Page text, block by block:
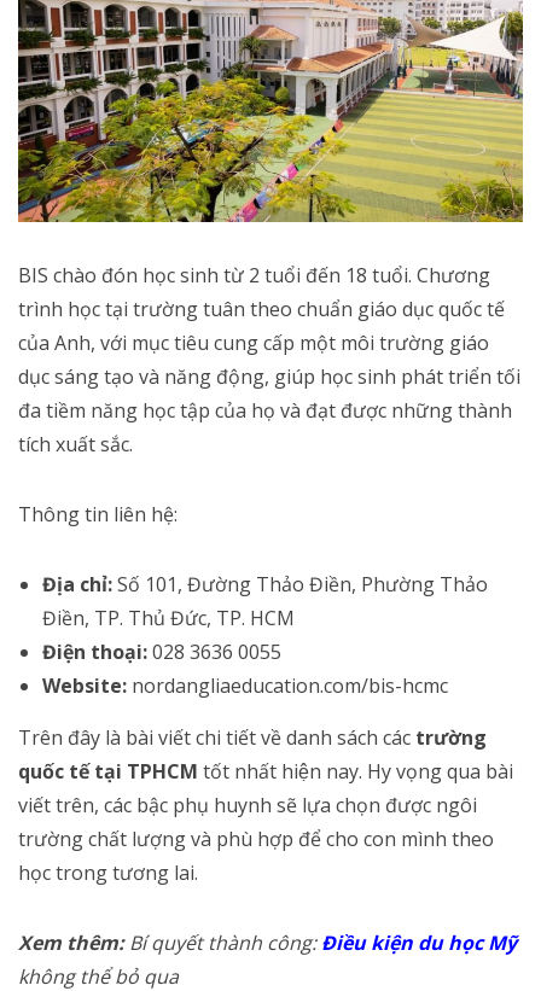
BIS chào đón học sinh từ 2 tuổi đến 18 tuổi. Chương
trình học tại trường tuân theo chuẩn giáo dục quốc tế
của Anh, với mục tiêu cung cấp một môi trường giáo
dục sáng tạo và năng động, giúp học sinh phát triển tối
đa tiềm năng học tập của họ và đạt được những thành
tích xuất sắc.
Thông tin liên hệ:
Địa chỉ:Số 101, Đường Thảo Điền, Phường Thảo
Điền, TP. Thủ Đức, TP. HCM
Điện thoại:028 3636 0055
Website: nordangliaeducation.com/bis-hcmc
Trên đây là bài viết chi tiết về danh sách các trường
quốc tế tại TPHCM tốt nhất hiện nay. Hy vọng qua bài
viết trên, các bậc phụ huynh sẽ lựa chọn được ngôi
trường chất lượng và phù hợp để cho con mình theo
học trong tương lai.
Xem thêm:Bí quyết thành công:Điều kiện du học Mỹ
không thể bỏ qua